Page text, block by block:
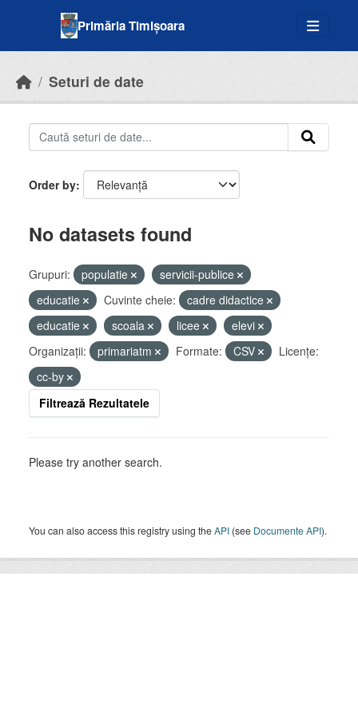
Primăria Timișoara
Seturi de date
Order by
No datasets found
Grupuri: populatie
servicii-publice
educatie
Cuvinte cheie:
cadre didactice
educatie
scoala licee
elevi
Organizații:
primariatm Formate: CSV
Licenţe:
cc-by
Filtrează Rezultatele
Please try another search.
You can also access this registry using theAPI (see Documente API).